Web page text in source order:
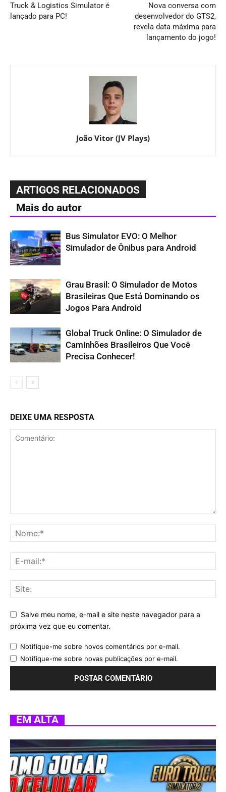
Truck & Logistics Simulator é
lançado para PC!
Nova conversa com
desenvolvedor do GTS2,
revela data máxima para
lançamento do jogo!
João Vitor (JV Plays)
ARTIGOS RELACIONADOS
Mais do autor
Bus Simulator EVO: O Melhor
Simulador de Ônibus para Android
Grau Brasil: O Simulador de Motos
Brasileiras Que Está Dominando os
Jogos Para Android
Global Truck Online: O Simulador de
Caminhões Brasileiros Que Você
Precisa Conhecer!
DEIXE UMA RESPOSTA
Salve meu nome, e-mail e site neste navegador para a
próxima vez que eu comentar.
Notifique-me sobre novos comentários por e-mail.
Notifique-me sobre novas publicações por e-mail.
EM ALTA